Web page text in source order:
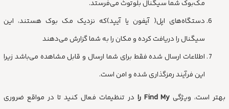
مک‌بوک شما سیگنال بلوتوث می‌فرستد.
دستگاه‌های اپل( آیفون یا آیپد)که نزدیک مک بوک هستند، این
سیگنال را دریافت کرده و مکان را به شما گزارش می‌دهند
اطلاعات ارسال شده فقط برای شما ارسال و قابل مشاهده می‌باشد زیرا
این فرآیند رمزگذاری شده و امن است.
بهتر است، ویژگی Find My را
در تنظیمات فعال کنید تا در مواقع ضروری